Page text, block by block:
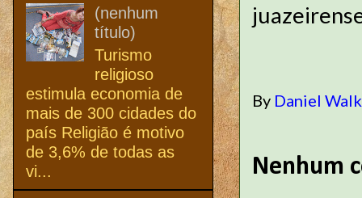
By Daniel
Nenhum
(nenhum
título)
Turismo
religioso
estimula economia de
mais de 300 cidades do
país Religião é motivo
de 3,6% de todas as
vi...